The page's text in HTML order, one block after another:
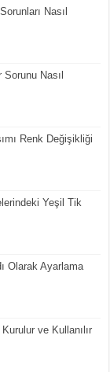
Nasıl
Nasıl
Renk Değişikliği
Yeşil Tik
Olarak Ayarlama
ve Kullanılır